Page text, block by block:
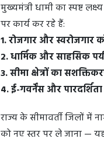
मुख्यमंत्री धामी का स्पष्ट
पर कार्य कर रहे हैं:
1. रोजगार और स्वरोजगार
2. धार्मिक और साहसिक
3. सीमा क्षेत्रों का
4. ई-गवर्नेंस और
राज्य के सीमावर्ती जिलों में
को नए स्तर पर ले जाना —